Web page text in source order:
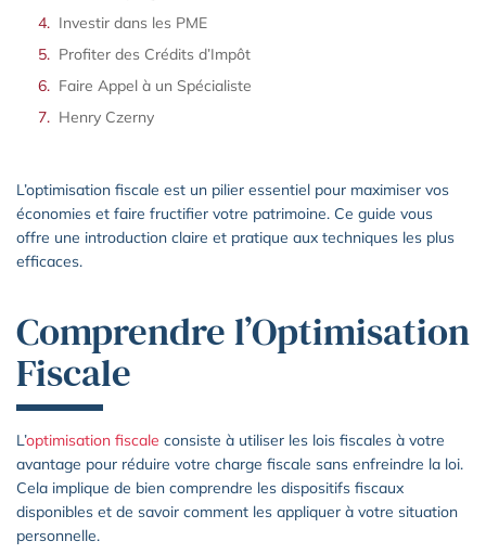
Investir dans les PME
Profiter des Crédits d’Impôt
Faire Appel à un Spécialiste
Henry Czerny
L’optimisation fiscale est un pilier essentiel pour maximiser vos
économies et faire fructifier votre patrimoine. Ce guide vous
offre une introduction claire et pratique aux techniques les plus
efficaces.
Comprendre l’Optimisation
Fiscale
L’optimisation fiscale consiste à utiliser les lois fiscales à votre
avantage pour réduire votre charge fiscale sans enfreindre la loi.
Cela implique de bien comprendre les dispositifs fiscaux
disponibles et de savoir comment les appliquer à votre situation
personnelle.